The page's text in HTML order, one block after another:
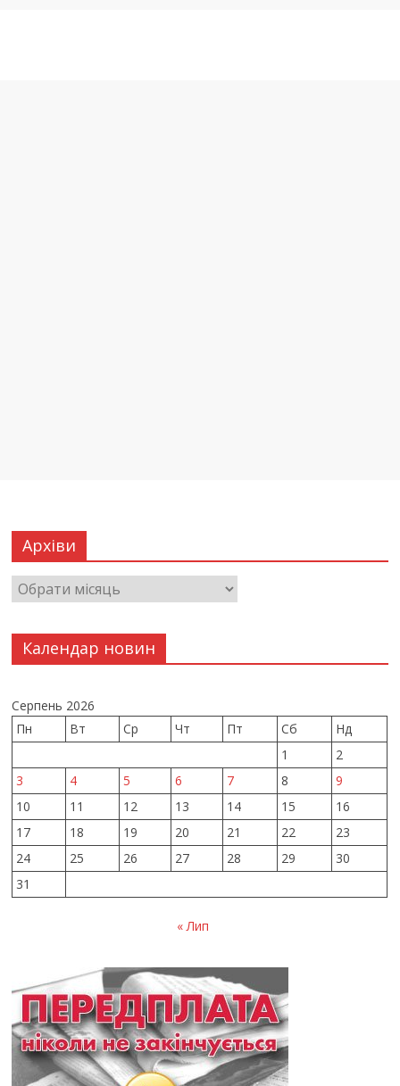
Архіви
Календар новин
Серпень 2026
Пн
Вт Ср Чт Пт Сб
Нд
1
2
3
4 5 6 7 8
9
10
11 12 13 14 15
16
17
18 19 20 21 22
23
24
25 26 27 28 29
30
31
« Лип